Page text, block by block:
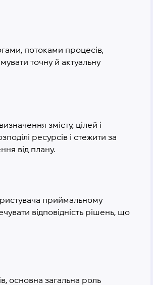
потоками процесів,
точну й актуальну
змісту, цілей і
ресурсів і стежити за
від плану.
приймальному
відповідність рішень, що
основна загальна роль